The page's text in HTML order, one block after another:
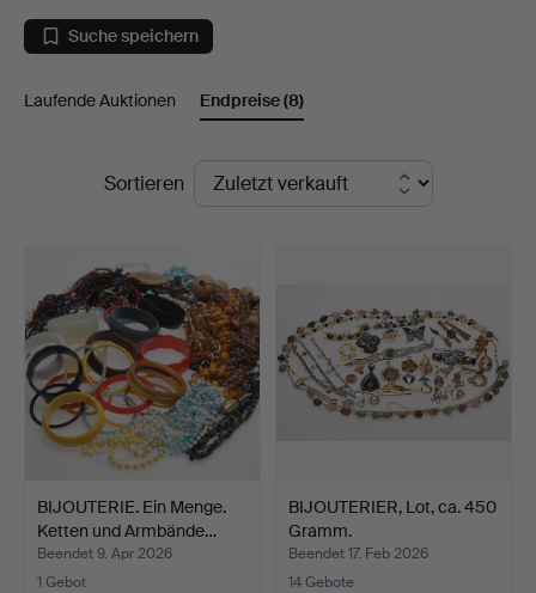
Örebro
Stadsauktioner
Suche speichern
Laufende Auktionen Endpreise(8)
EndpreiseSortieren
BIJOUTERIE. Ein Menge.
Ketten und Armbände…
Beendet 9. Apr 2026
1 Gebot
BIJOUTERIER, Lot, ca. 450
Gramm.
Beendet 17. Feb 2026
14 Gebote